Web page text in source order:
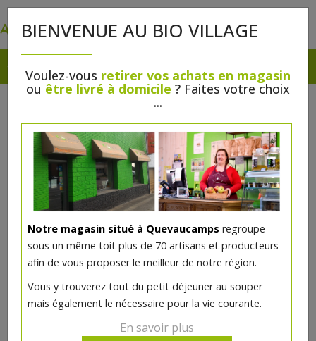
BIENVENUE AU BIO VILLAGE
Voulez-vous retirer vos achats en magasin
ou être livré à domicile ? Faites votre choix
...
Notre magasin situé à Quevaucamps regroupe
sous un même toit plus de 70 artisans et producteurs
afin de vous proposer le meilleur de notre région.
Vous y trouverez tout du petit déjeuner au souper
mais également le nécessaire pour la vie courante.
En savoir plus
Pâté de canard aux noix 150g
Louis Legrand
7.05€/pc
Ce produit est indisponible pour le moment.